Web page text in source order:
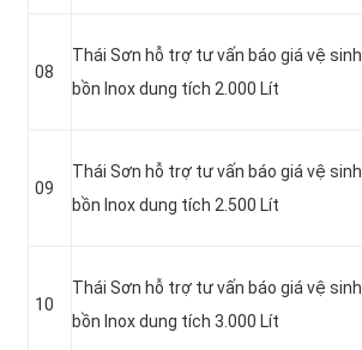
08
Thái Sơn hỗ trợ tư vấn báo giá vệ sinh
bồn Inox dung tích 2.000 Lít
09
Thái Sơn hỗ trợ tư vấn báo giá vệ sinh
bồn Inox dung tích 2.500 Lít
10
Thái Sơn hỗ trợ tư vấn báo giá vệ sinh
bồn Inox dung tích 3.000 Lít